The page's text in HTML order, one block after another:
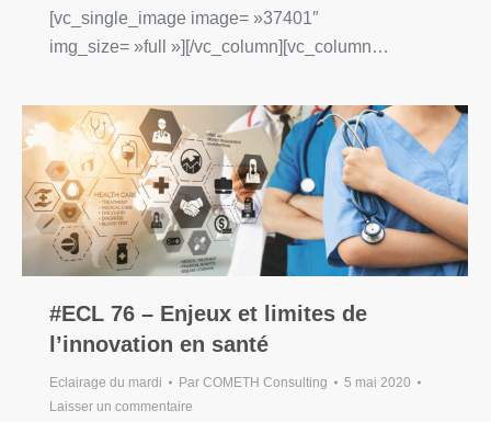
[vc_single_image image= »37401″
img_size= »full »][/vc_column][vc_column…
#ECL 76 – Enjeux et limites de
l’innovation en santé
Eclairage du mardi Par COMETH Consulting
5 mai 2020
Laisser un commentaire